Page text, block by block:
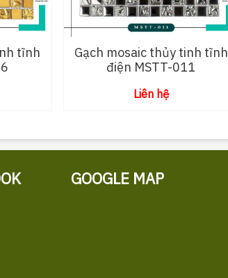
tĩnh
Gạch mosaic thủy tinh tĩnh
điện MSTT-011
Liên hệ
GOOGLE MAP